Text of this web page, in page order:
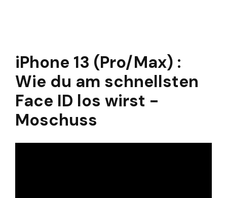
iPhone 13 (Pro/Max) :
Wie du am schnellsten
Face ID los wirst -
Moschuss